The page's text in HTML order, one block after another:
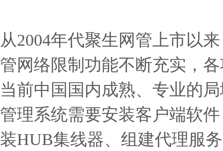
从2004年代聚生网管上市以
管网络限制功能不断充实，
当前中国国内成熟、专业的
管理系统需要安装客户端软
装HUB集线器、组建代理服